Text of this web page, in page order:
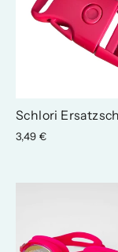
Schlori
3,49 €